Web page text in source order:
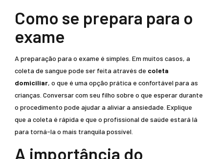
Como se prepara para o
exame
A preparação para o exame é simples. Em muitos casos, a
coleta de sangue pode ser feita através de coleta
domiciliar, o que é uma opção prática e confortável para as
crianças. Conversar com seu filho sobre o que esperar durante
o procedimento pode ajudar a aliviar a ansiedade. Explique
que a coleta é rápida e que o profissional de saúde estará lá
para torná-la o mais tranquila possível.
A importância do